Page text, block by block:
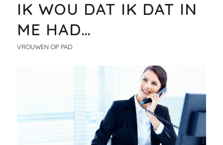
IK WOU DAT IK DAT IN
ME HAD…
VROUWEN OP PAD